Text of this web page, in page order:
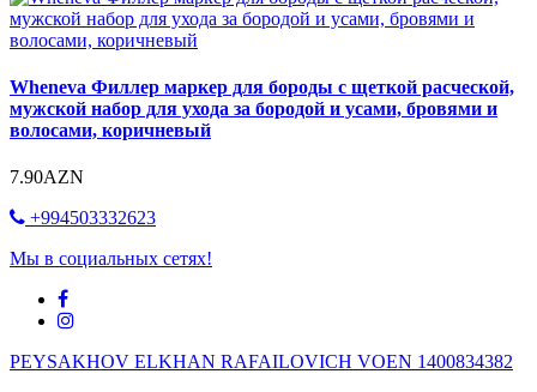
Wheneva Филлер маркер для бороды с щеткой расческой,
мужской набор для ухода за бородой и усами, бровями и
волосами, коричневый
7.90AZN
+994503332623
Мы в социальных сетях!
PEYSAKHOV ELKHAN RAFAILOVICH VOEN 1400834382